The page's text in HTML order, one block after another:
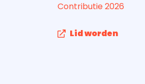
Contributie 2026
Lid worden